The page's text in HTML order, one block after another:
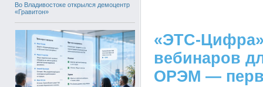
Во Владивостоке открылся демоцентр
«Гравитон»
«ЭТС-Цифра»
вебинаров
ОРЭМ —